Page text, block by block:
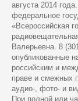
августа 2014
федеральное
«Всероссийская
Валерьевна. 8
опубликованные
российским и
праве и смежных
аудио-, фото- и
При полной или